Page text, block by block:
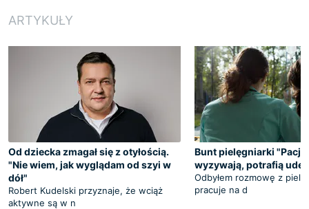
ARTYKUŁY
Od dziecka zmagał się z otyłością.
"Nie wiem, jak wyglądam od szyi w
dół"
Robert Kudelski przyznaje, że wciąż
aktywne są w n
Bunt pielęgniarki
wyzywają, potrafią
Odbyłem rozmowę z
pracuje na d